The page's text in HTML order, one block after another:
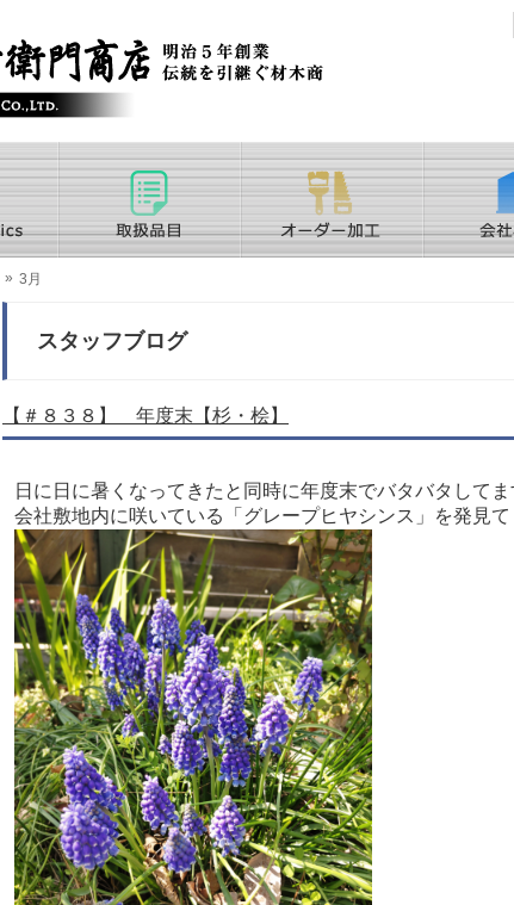
» 3月
スタッフブログ
【＃８３８】 年度末【杉・桧】
日に日に暑くなってきたと同時に年度末でバタバタして
会社敷地内に咲いている「グレープヒヤシンス」を発見